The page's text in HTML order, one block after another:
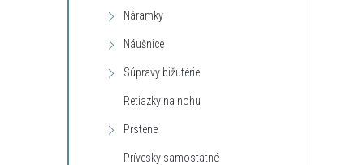
Náramky
Náušnice
Súpravy bižutérie
Retiazky na nohu
Prstene
Prívesky samostatné